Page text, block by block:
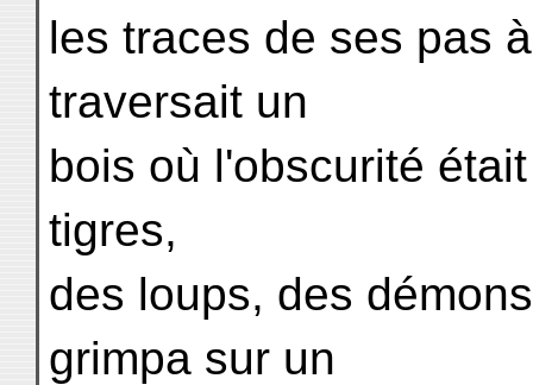
les traces de ses pas
traversait un
bois où l'obscurité
tigres,
des loups, des
grimpa sur un